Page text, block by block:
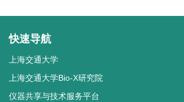
快速导航
上海交通大学
上海交通大学Bio-X研究院
仪器共享与技术服务平台